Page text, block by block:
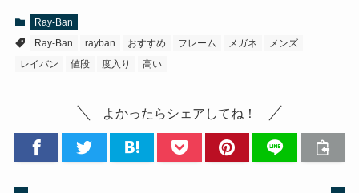
Ray-Ban
Ray-Ban
rayban おすすめ フレーム メガネ
メンズ
レイバン
値段 度入り 高い
よかったらシェアしてね！